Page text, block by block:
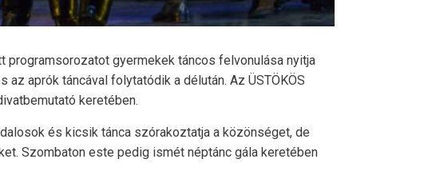
programsorozatot gyermekek táncos felvonulása nyitja
aprók táncával folytatódik a délután. Az ÜSTÖKÖS
keretében.
és kicsik tánca szórakoztatja a közönséget, de
Szombaton este pedig ismét néptánc gála keretében